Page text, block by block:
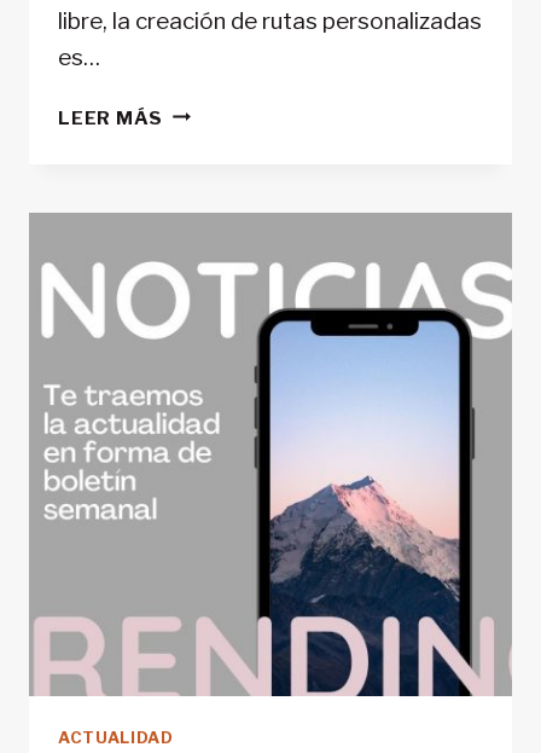
libre, la creación de rutas personalizadas
es…
LEER MÁS KOMOOT
ACTUALIDAD